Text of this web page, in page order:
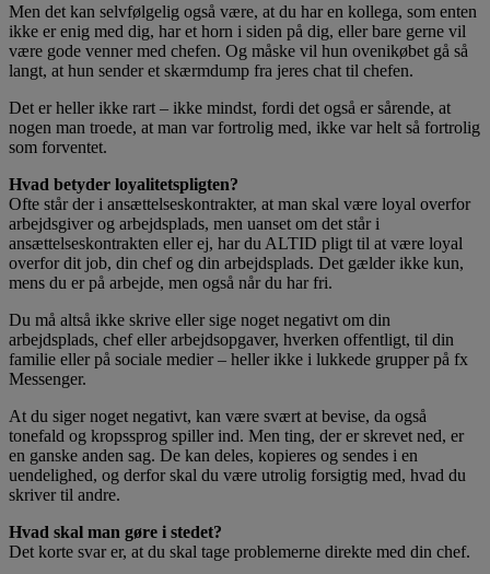
Men det kan selvfølgelig også være, at du har en kollega, som enten
ikke er enig med dig, har et horn i siden på dig, eller bare gerne vil
være gode venner med chefen. Og måske vil hun ovenikøbet gå så
langt, at hun sender et skærmdump fra jeres chat til chefen.
Det er heller ikke rart – ikke mindst, fordi det også er sårende, at
nogen man troede, at man var fortrolig med, ikke var helt så fortrolig
som forventet.
Hvad betyder loyalitetspligten?
Ofte står der i ansættelseskontrakter, at man skal være loyal overfor
arbejdsgiver og arbejdsplads, men uanset om det står i
ansættelseskontrakten eller ej, har du ALTID pligt til at være loyal
overfor dit job, din chef og din arbejdsplads. Det gælder ikke kun,
mens du er på arbejde, men også når du har fri.
Du må altså ikke skrive eller sige noget negativt om din
arbejdsplads, chef eller arbejdsopgaver, hverken offentligt, til din
familie eller på sociale medier – heller ikke i lukkede grupper på fx
Messenger.
At du siger noget negativt, kan være svært at bevise, da også
tonefald og kropssprog spiller ind. Men ting, der er skrevet ned, er
en ganske anden sag. De kan deles, kopieres og sendes i en
uendelighed, og derfor skal du være utrolig forsigtig med, hvad du
skriver til andre.
Hvad skal man gøre i stedet?
Det korte svar er, at du skal tage problemerne direkte med din chef.